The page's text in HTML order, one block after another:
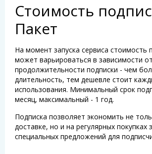
Стоимость
Пакет
На момент запуска сервиса стоимость
может варьироваться в зависимости от
продолжительности подписки - чем
длительность, тем дешевле стоит
использования. Минимальный срок
месяц, максимальный - 1 год.
Подписка позволяет экономить не
доставке, но и на регулярных покупках
специальных предложений для